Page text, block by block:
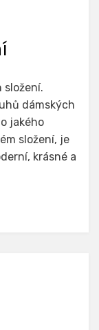
dámských
jakého
složení, je
krásné a